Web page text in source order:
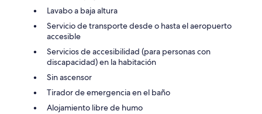
Lavabo a baja altura
Servicio de transporte desde o hasta el aeropuerto
accesible
Servicios de accesibilidad (para personas con
discapacidad) en la habitación
Sin ascensor
Tirador de emergencia en el baño
Alojamiento libre de humo